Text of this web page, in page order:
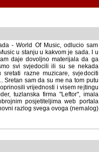
- World Of Music, odlucio sam
u stanju u kakvom je sada. I u
daje dovoljno materijala da ga
svjedocili ili su se nekada desile.
muzicare, svjedociti njihovim
sam da su me na tom putu pratili
vrijednosti i visem rejtingu ovog
tuzlanska firma "Leftor", imala
posjetiteljima web portala
razlog svega ovoga (nemalog)